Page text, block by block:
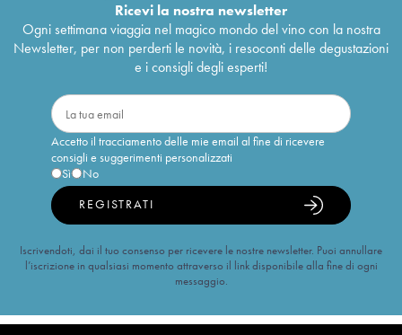
Ricevi la nostra newsletter
Ogni settimana viaggia nel magico mondo del vino con la nostra
Newsletter, per non perderti le novità, i resoconti delle degustazioni
e i consigli degli esperti!
Accetto il tracciamento delle mie email al fine di ricevere
consigli e suggerimenti personalizzati
Sì
No
REGISTRATI
Iscrivendoti, dai il tuo consenso per ricevere le nostre newsletter. Puoi annullare
l’iscrizione in qualsiasi momento attraverso il link disponibile alla fine di ogni
messaggio.